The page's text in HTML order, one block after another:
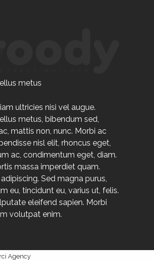
metus
ultricies nisi vel augue.
metus, bibendum sed,
mattis non, nunc. Morbi ac
nisl elit, rhoncus eget,
ac, condimentum eget, diam.
massa imperdiet quam.
Sed magna purus,
eu, tincidunt eu, varius ut, felis.
eleifend sapien. Morbi
volutpat enim.
Agency